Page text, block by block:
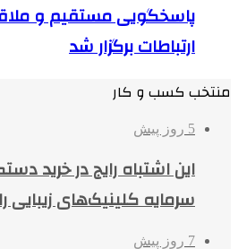
پاسخگویی مستقیم و
ارتباطات برگزار شد
منتخب کسب و کار
5 روز پیش
این اشتباه رایج در خرید
سرمایه کلینیک‌های زیبایی
7 روز پیش